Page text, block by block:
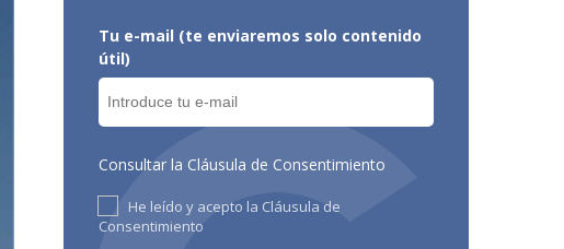
Tu e-mail (te enviaremos solo contenido
útil)
Consultar la Cláusula de Consentimiento
He leído y acepto la Cláusula de
Consentimiento